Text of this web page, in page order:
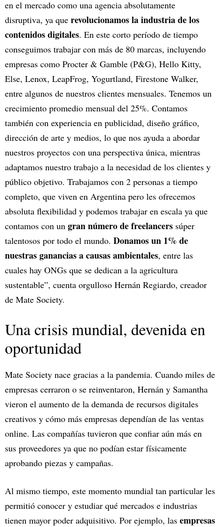
en el mercado como una agencia absolutamente
disruptiva, ya que revolucionamos la industria de los
contenidos digitales. En este corto período de tiempo
conseguimos trabajar con más de 80 marcas, incluyendo
empresas como Procter & Gamble (P&G), Hello Kitty,
Else, Lenox, LeapFrog, Yogurtland, Firestone Walker,
entre algunos de nuestros clientes mensuales. Tenemos un
crecimiento promedio mensual del 25%. Contamos
también con experiencia en publicidad, diseño gráfico,
dirección de arte y medios, lo que nos ayuda a abordar
nuestros proyectos con una perspectiva única, mientras
adaptamos nuestro trabajo a la necesidad de los clientes y
público objetivo. Trabajamos con 2 personas a tiempo
completo, que viven en Argentina pero les ofrecemos
absoluta flexibilidad y podemos trabajar en escala ya que
contamos con un gran número de freelancers súper
talentosos por todo el mundo. Donamos un 1% de
nuestras ganancias a causas ambientales, entre las
cuales hay ONGs que se dedican a la agricultura
sustentable”, cuenta orgulloso Hernán Regiardo, creador
de Mate Society.
Una crisis mundial, devenida en
oportunidad
Mate Society nace gracias a la pandemia. Cuando miles de
empresas cerraron o se reinventaron, Hernán y Samantha
vieron el aumento de la demanda de recursos digitales
creativos y cómo más empresas dependían de las ventas
online. Las compañías tuvieron que confiar aún más en
sus proveedores ya que no podían estar físicamente
aprobando piezas y campañas.
Al mismo tiempo, este momento mundial tan particular les
permitió conocer y estudiar qué mercados e industrias
tienen mayor poder adquisitivo. Por ejemplo, las empresas